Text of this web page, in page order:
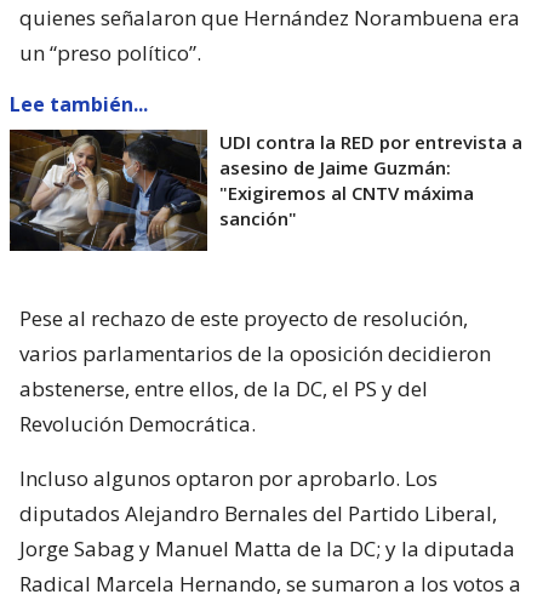
quienes señalaron que Hernández Norambuena era
un “preso político”.
Lee también...
UDI contra la RED por entrevista a
asesino de Jaime Guzmán:
"Exigiremos al CNTV máxima
sanción"
Pese al rechazo de este proyecto de resolución,
varios parlamentarios de la oposición decidieron
abstenerse, entre ellos, de la DC, el PS y del
Revolución Democrática.
Incluso algunos optaron por aprobarlo. Los
diputados Alejandro Bernales del Partido Liberal,
Jorge Sabag y Manuel Matta de la DC; y la diputada
Radical Marcela Hernando, se sumaron a los votos a